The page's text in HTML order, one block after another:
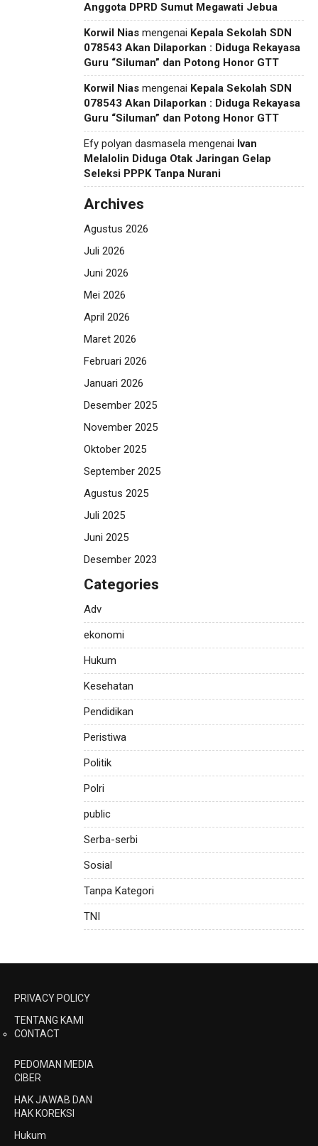
Anggota DPRD Sumut Megawati Jebua
Korwil Nias mengenai Kepala Sekolah SDN
078543 Akan Dilaporkan : Diduga Rekayasa
Guru “Siluman” dan Potong Honor GTT
Korwil Nias mengenai Kepala Sekolah SDN
078543 Akan Dilaporkan : Diduga Rekayasa
Guru “Siluman” dan Potong Honor GTT
Efy polyan dasmasela mengenai Ivan
Melalolin Diduga Otak Jaringan Gelap
Seleksi PPPK Tanpa Nurani
Archives
Agustus 2026
Juli 2026
Juni 2026
Mei 2026
April 2026
Maret 2026
Februari 2026
Januari 2026
Desember 2025
November 2025
Oktober 2025
September 2025
Agustus 2025
Juli 2025
Juni 2025
Desember 2023
Categories
Adv
ekonomi
Hukum
Kesehatan
Pendidikan
Peristiwa
Politik
Polri
public
Serba-serbi
Sosial
Tanpa Kategori
TNI
PRIVACY POLICY
TENTANG KAMI
CONTACT
PEDOMAN MEDIA
CIBER
HAK JAWAB DAN
HAK KOREKSI
Hukum